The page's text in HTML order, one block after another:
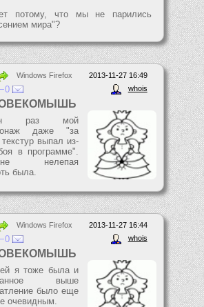
потому, что мы не парились
мира"?
2013-11-27 16:49
Windows Firefox
whois
0
раз мой
даже "за
текстур выпал из-
в программе".
нелепая
была.
2013-11-27 16:44
Windows Firefox
whois
0
я тоже была и
выше
было еще
очевидным.